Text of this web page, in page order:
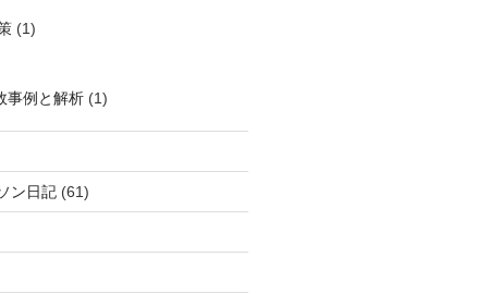
(1)
事例と解析(1)
ン日記(61)